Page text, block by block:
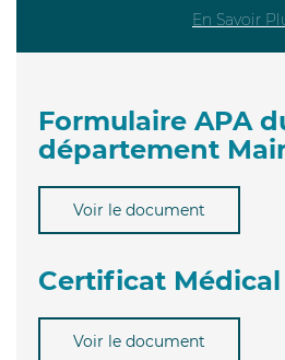
En Savoir
Formulaire APA
département
Voir le document
Certificat Médical
Voir le document